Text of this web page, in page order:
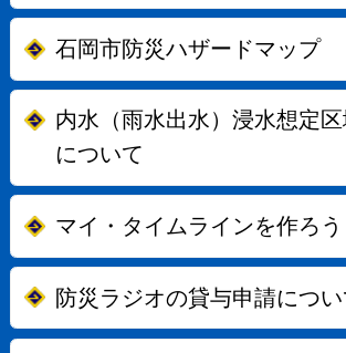
石岡市防災ハザードマップ
内水（雨水出水）浸水想定
について
マイ・タイムラインを作ろう
防災ラジオの貸与申請につい